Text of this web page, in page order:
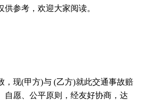
供参考，欢迎大家阅读。
，现(甲方)与 (乙方)就此交通事故赔
自愿、公平原则，经友好协商，达